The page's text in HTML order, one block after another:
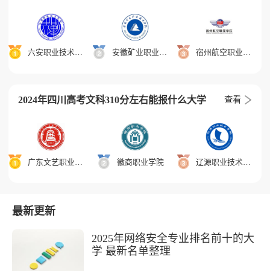
六安职业技术学院 安徽矿业职业技术学院 宿州航空职业学院
2024年四川高考文科310分左右能报什么大学 查看
广东文艺职业学院 徽商职业学院 辽源职业技术学院
最新更新
2025年网络安全专业排名前十的大
学 最新名单整理